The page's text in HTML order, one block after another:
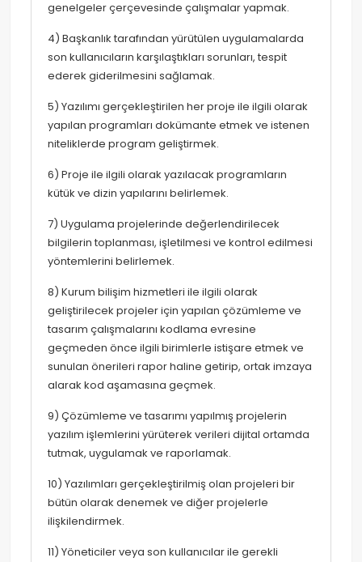
genelgeler çerçevesinde çalışmalar yapmak.
4) Başkanlık tarafından yürütülen uygulamalarda
son kullanıcıların karşılaştıkları sorunları, tespit
ederek giderilmesini sağlamak.
5) Yazılımı gerçekleştirilen her proje ile ilgili olarak
yapılan programları dokümante etmek ve istenen
niteliklerde program geliştirmek.
6) Proje ile ilgili olarak yazılacak programların
kütük ve dizin yapılarını belirlemek.
7) Uygulama projelerinde değerlendirilecek
bilgilerin toplanması, işletilmesi ve kontrol edilmesi
yöntemlerini belirlemek.
8) Kurum bilişim hizmetleri ile ilgili olarak
geliştirilecek projeler için yapılan çözümleme ve
tasarım çalışmalarını kodlama evresine
geçmeden önce ilgili birimlerle istişare etmek ve
sunulan önerileri rapor haline getirip, ortak imzaya
alarak kod aşamasına geçmek.
9) Çözümleme ve tasarımı yapılmış projelerin
yazılım işlemlerini yürüterek verileri dijital ortamda
tutmak, uygulamak ve raporlamak.
10) Yazılımları gerçekleştirilmiş olan projeleri bir
bütün olarak denemek ve diğer projelerle
ilişkilendirmek.
11) Yöneticiler veya son kullanıcılar ile gerekli